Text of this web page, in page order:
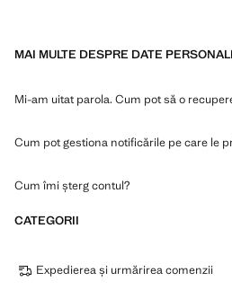
MAI MULTE DESPRE DATE
Mi-am uitat parola. Cum pot să o
Cum pot gestiona notificările pe care le
Cum îmi șterg contul?
CATEGORII
Expedierea și urmărirea comenzii